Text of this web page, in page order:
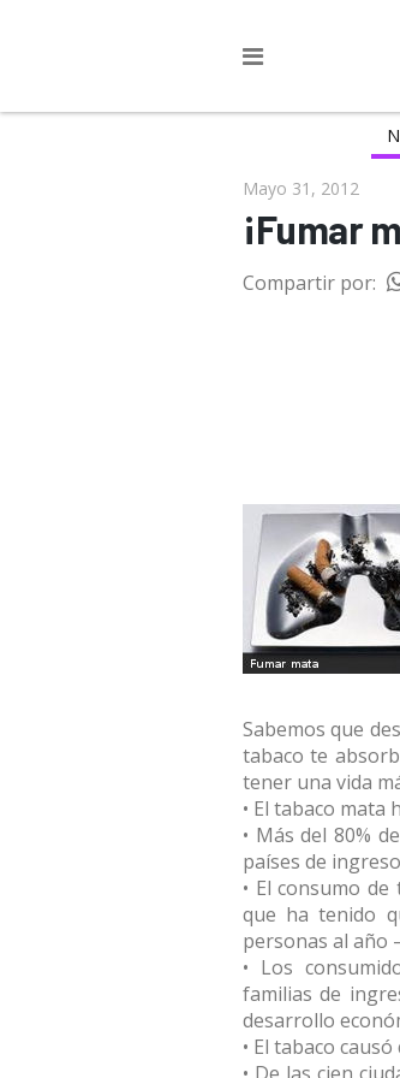
Mayo 31, 2012
¡Fumar
Compartir por:
Sabemos que
tabaco te
tener una vida
• El tabaco mata
• Más del 80%
países de
• El consumo
que ha tenido
personas al año
• Los
familias de
desarrollo
• El tabaco